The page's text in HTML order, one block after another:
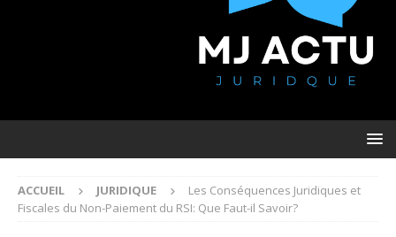
ACCUEIL JURIDIQUE
Les Conséquences Juridiques et
Fiscales du Non-Paiement du RSI: Que Faut-il Savoir?